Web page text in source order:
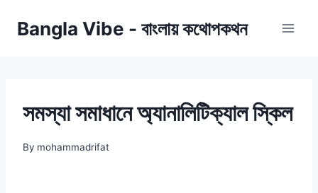
Bangla Vibe - বাংলায় কথোপকথন
সমস্যা সমাধানে অ্যানালিটিক্যাল স্কিল
By mohammadrifat